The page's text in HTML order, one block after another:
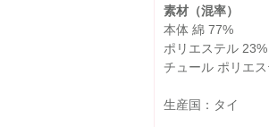
素材（混率）
本体 綿 77%
ポリエステル 23%
チュール ポリエ
生産国：タイ